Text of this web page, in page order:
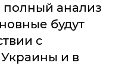
полный анализ
будут
с
Украины и в